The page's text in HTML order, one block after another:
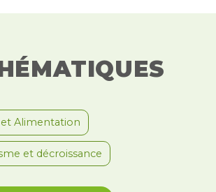
Alimentation
et décroissance
et décolonisation